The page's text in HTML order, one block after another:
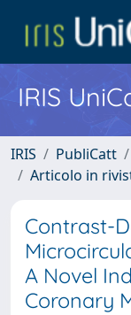
IRIS
IRIS PubliCatt
Articolo in
Contrast-
A Novel
Coronary